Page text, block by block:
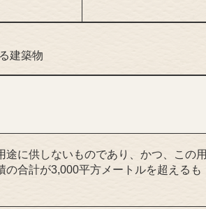
建築物
途に供しないものであり、かつ、この用
の合計が3,000平方メートルを超えるも